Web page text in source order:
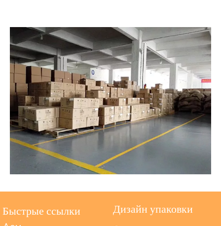
Быстрые ссылки Дизайн упаковки